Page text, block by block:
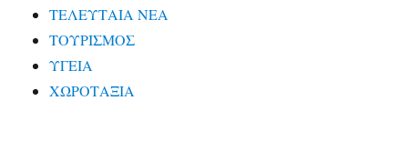
ΤΕΛΕΥΤΑΙΑ ΝΕΑ
ΤΟΥΡΙΣΜΟΣ
ΥΓΕΙΑ
ΧΩΡΟΤΑΞΙΑ